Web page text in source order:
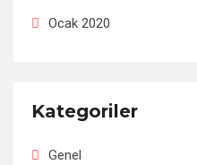
Ocak 2020
Kategoriler
Genel